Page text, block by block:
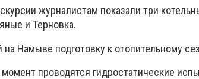
журналистам показали три
и Терновка.
на Намыве подготовку к отопительному
проводятся гидростатические